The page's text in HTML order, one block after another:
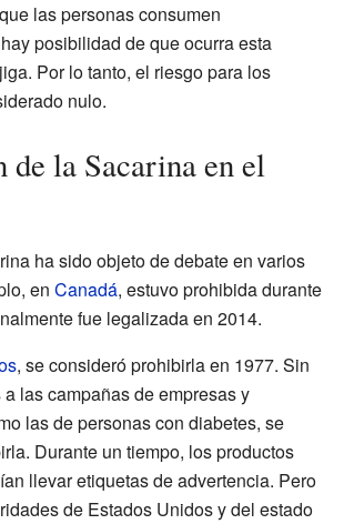
las personas consumen
posibilidad de que ocurra esta
Por lo tanto, el riesgo para los
nulo.
de la Sacarina en el
ha sido objeto de debate en varios
en Canadá, estuvo prohibida durante
fue legalizada en 2014.
, se consideró prohibirla en 1977. Sin
las campañas de empresas y
las de personas con diabetes, se
Durante un tiempo, los productos
llevar etiquetas de advertencia. Pero
de Estados Unidos y del estado